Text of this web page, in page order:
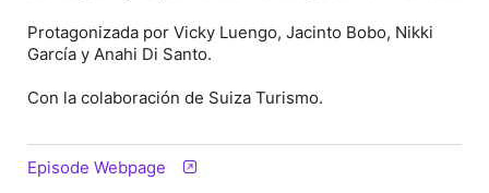
Protagonizada por Vicky Luengo, Jacinto Bobo, Nikki
García y Anahi Di Santo.
Con la colaboración de Suiza Turismo.
Episode Webpage